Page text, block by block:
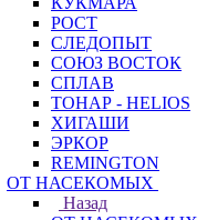
РОСТ
СЛЕДОПЫТ
СОЮЗ ВОСТОК
СПЛАВ
ТОНАР - HELIOS
ХИГАШИ
ЭРКОР
REMINGTON
ОТ НАСЕКОМЫХ
Назад